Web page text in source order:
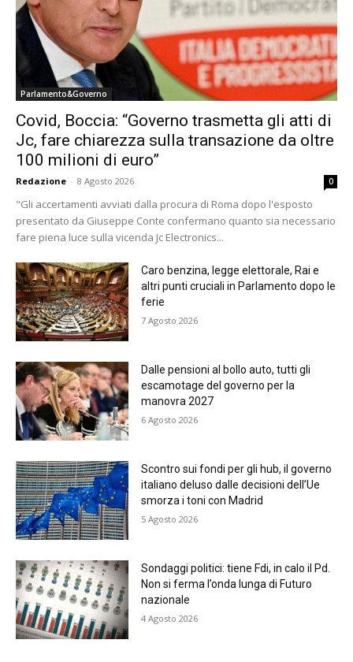
Parlamento&Governo
Covid, Boccia: “Governo trasmetta gli atti di
Jc, fare chiarezza sulla transazione da oltre
100 milioni di euro”
Redazione - 8 Agosto 2026 0
"Gli accertamenti avviati dalla procura di Roma dopo l'esposto
presentato da Giuseppe Conte confermano quanto sia necessario
fare piena luce sulla vicenda Jc Electronics...
Caro benzina, legge elettorale, Rai e
altri punti cruciali in Parlamento dopo le
ferie
7 Agosto 2026
Dalle pensioni al bollo auto, tutti gli
escamotage del governo per la
manovra 2027
6 Agosto 2026
Scontro sui fondi per gli hub, il governo
italiano deluso dalle decisioni dell’Ue
smorza i toni con Madrid
5 Agosto 2026
Sondaggi politici: tiene Fdi, in calo il Pd.
Non si ferma l’onda lunga di Futuro
nazionale
4 Agosto 2026